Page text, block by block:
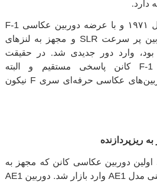
دارد.
۱۹۷۱ و با عرضه دوربین عکاسی F-1
پر سرعت SLR و مجهز به لنزهای
بود، وارد دور جدیدی شد. در حقیقت
F-1
کانن پاسخی مستقیم و البته
عکاسی حرفه‌ای سریF نیکون
ریزپردازنده
اولین دوربین عکاسی کانن که مجهز به
مدل AE1 وارد بازار شد. دوربین AE1